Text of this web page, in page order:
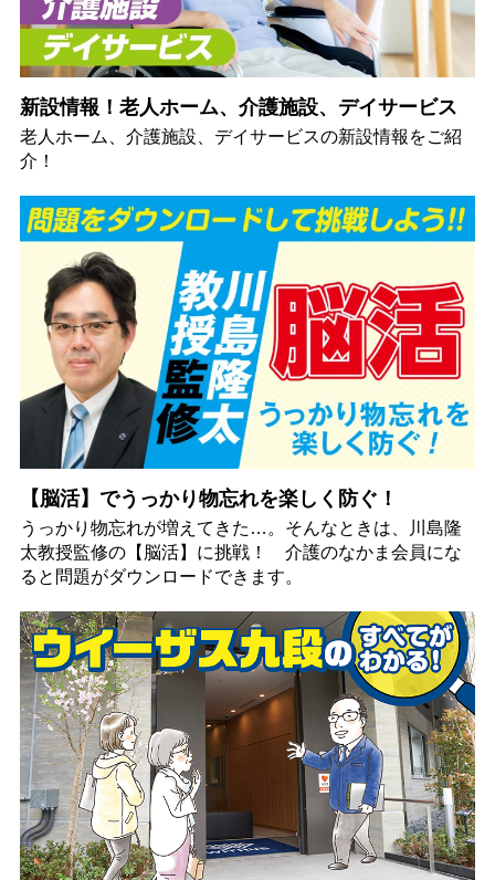
新設情報！老人ホーム、介護施設、デイサービス
老人ホーム、介護施設、デイサービスの新設情報をご紹
介！
【脳活】でうっかり物忘れを楽しく防ぐ！
うっかり物忘れが増えてきた…。そんなときは、川島隆
太教授監修の【脳活】に挑戦！ 介護のなかま会員にな
ると問題がダウンロードできます。